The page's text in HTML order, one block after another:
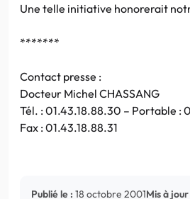
Une telle initiative honorerait
*******
Contact presse :
Docteur Michel CHASSANG
Tél. : 01.43.18.88.30 – Portable :
Fax : 01.43.18.88.31
Publié le : 18 octobre 2001Mis à jour